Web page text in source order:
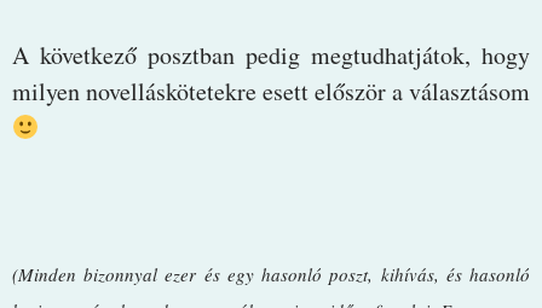
A következő posztban pedig megtudhatjátok, hogy
milyen novelláskötetekre esett először a választásom
(Minden bizonnyal ezer és egy hasonló poszt, kihívás, és hasonló